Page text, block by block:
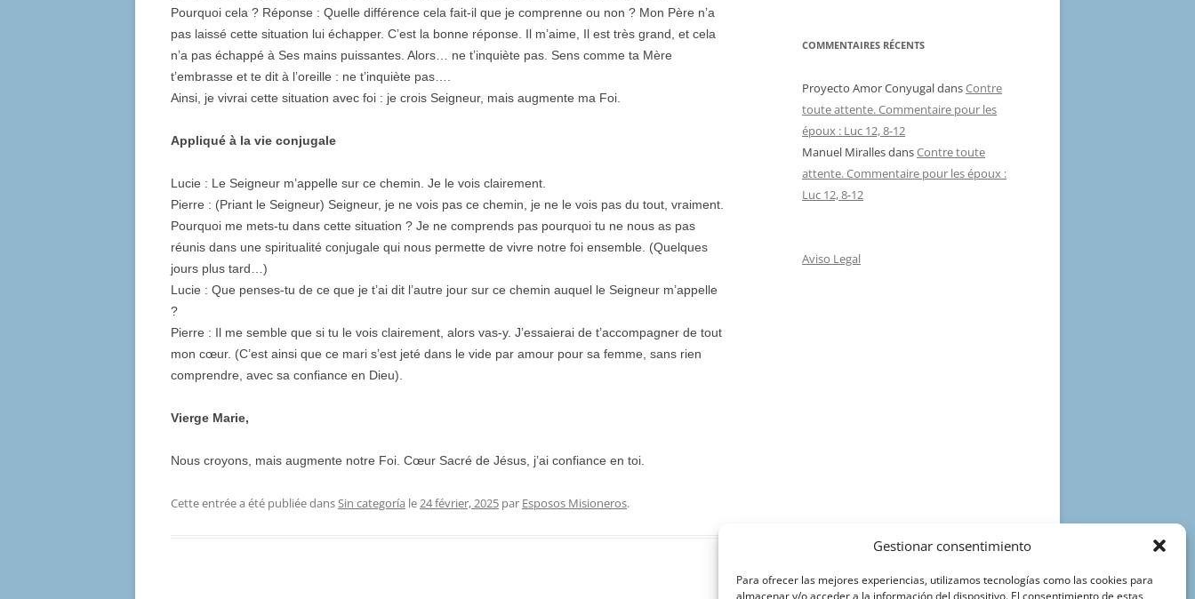
Gestionar consentimiento
Para ofrecer las mejores experiencias, utilizamos tecnologías como las cookies para
almacenar y/o acceder a la información del dispositivo. El consentimiento de estas
Pourquoi cela ? Réponse : Quelle différence cela fait-il que je comprenne ou non ? Mon Père n’a
pas laissé cette situation lui échapper. C’est la bonne réponse. Il m’aime, Il est très grand, et cela
n’a pas échappé à Ses mains puissantes. Alors… ne t’inquiète pas. Sens comme ta Mère
t’embrasse et te dit à l’oreille : ne t’inquiète pas….
Ainsi, je vivrai cette situation avec foi : je crois Seigneur, mais augmente ma Foi.
Appliqué à la vie conjugale
Lucie : Le Seigneur m’appelle sur ce chemin. Je le vois clairement.
Pierre : (Priant le Seigneur) Seigneur, je ne vois pas ce chemin, je ne le vois pas du tout, vraiment.
Pourquoi me mets-tu dans cette situation ? Je ne comprends pas pourquoi tu ne nous as pas
réunis dans une spiritualité conjugale qui nous permette de vivre notre foi ensemble. (Quelques
jours plus tard…)
Lucie : Que penses-tu de ce que je t’ai dit l’autre jour sur ce chemin auquel le Seigneur m’appelle
?
Pierre : Il me semble que si tu le vois clairement, alors vas-y. J’essaierai de t’accompagner de tout
mon cœur. (C’est ainsi que ce mari s’est jeté dans le vide par amour pour sa femme, sans rien
comprendre, avec sa confiance en Dieu).
Vierge Marie,
Nous croyons, mais augmente notre Foi. Cœur Sacré de Jésus, j’ai confiance en toi.
Cette entrée a été publiée dansSin categoría le24 février, 2025 par Esposos Misioneros.
COMMENTAIRES RÉCENTS
Proyecto Amor ConyugaldansContre
toute attente. Commentaire pour les
époux : Luc 12, 8-12
Manuel MirallesdansContre toute
attente. Commentaire pour les époux :
Luc 12, 8-12
Aviso Legal